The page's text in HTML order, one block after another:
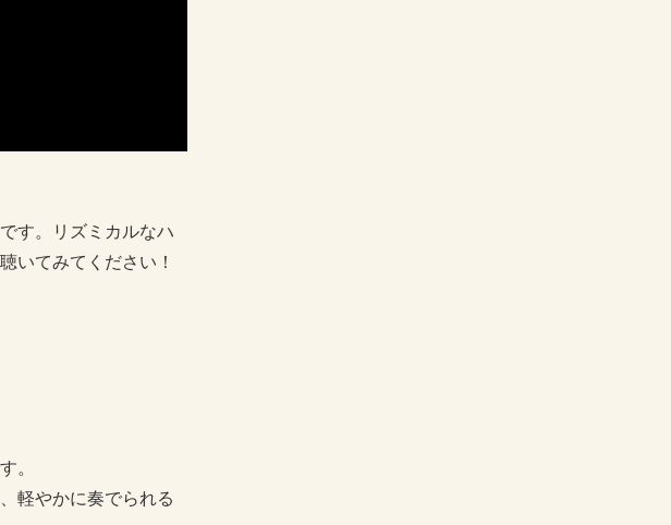
す。リズミカルなハ
いてみてください！
。
軽やかに奏でられる